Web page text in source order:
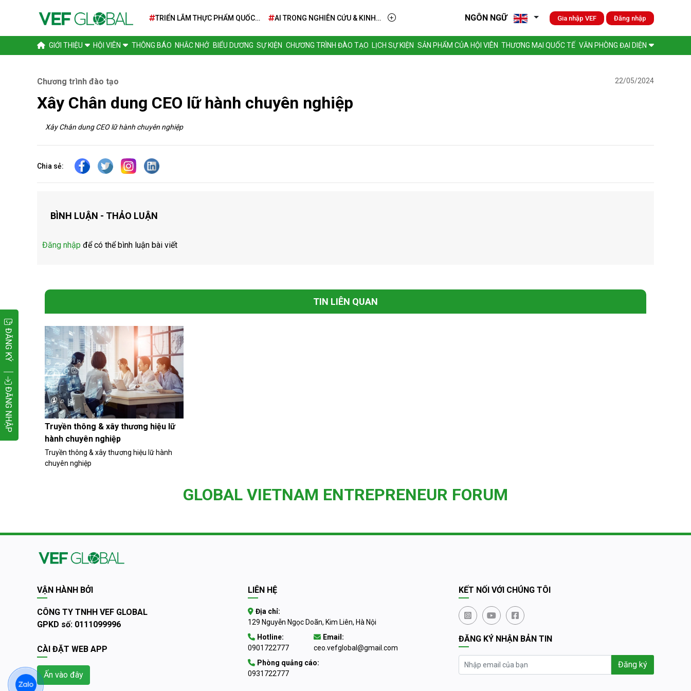
TRIỂN LÃM THỰC PHẨM QUỐC
AI TRONG NGHIÊN CỨU & KINH
TRIỂN KHAI THỰC TIỄN
NGÔN NGỮ Gia nhập VEF Đăng nhập
GIỚI THIỆU HỘI VIÊN THÔNG BÁO NHẮC NHỞ BIỂU DƯƠNG SỰ KIỆN CHƯƠNG TRÌNH ĐÀO TẠO LỊCH SỰ KIỆN SẢN PHẨM CỦA HỘI VIÊN THƯƠNG MẠI QUỐC TẾ VĂN PHÒNG ĐẠI DIỆN
Chương trình đào tạo 22/05/2024
Xây Chân dung CEO lữ hành chuyên nghiệp
Xây Chân dung CEO lữ hành chuyên nghiệp
Chia sẻ:
BÌNH LUẬN - THẢO LUẬN
Đăng nhập để có thể bình luận bài viết
TIN LIÊN QUAN
Truyền thông & xây thương hiệu lữ
hành chuyên nghiệp
Truyền thông & xây thương hiệu lữ hành
chuyên nghiệp
GLOBAL VIETNAM ENTREPRENEUR FORUM
VẬN HÀNH BỞI
CÔNG TY TNHH VEF GLOBAL
GPKD số: 0111099996
CÀI ĐẶT WEB APP
Ấn vào đây
LIÊN HỆ
Địa chỉ:
129 Nguyễn Ngọc Doãn, Kim Liên, Hà Nội
Hotline:
0901722777
Email:
ceo.vefglobal@gmail.com
Phòng quảng cáo:
0931722777
KẾT NỐI VỚI CHÚNG TÔI
ĐĂNG KÝ NHẬN BẢN TIN
Đăng ký
ĐĂNG KÝ
ĐĂNG NHẬP